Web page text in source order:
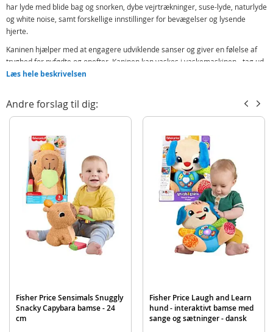
har lyde med blide bag og snorken, dybe vejrtrækninger, suse-lyde, naturlyde
og white noise, samt forskellige innstillinger for bevægelser og lysende
hjerte.
Kaninen hjælper med at engagere udviklende sanser og giver en følelse af
tryghed for nyfødte og opefter. Kaninen kan vaskes i vaskemaskinen - tag ud
kontrolcenteret før vaks.
Fisher Price Kanin sanselegetøj med lyde og bevægelser
Kan vaskes i vaskemaskine
Alder: fra 0 mdr.
BEMÆRK: Fjern kontrolcenteret før bamsen vaskes
Produktdetaljer
Model
Læs hele beskrivelsen
Andre forslag til dig:
Fisher Price Sensimals Snuggly
Snacky Capybara bamse - 24
cm
Fisher Price Laugh and Learn
hund - interaktivt bamse med
sange og sætninger - dansk